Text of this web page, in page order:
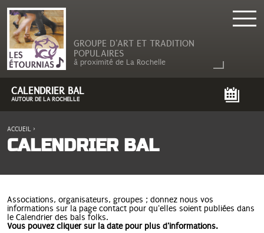
GROUPE D'ART ET TRADITION
POPULAIRES
à proximité de La Rochelle
CALENDRIER BAL
AUTOUR DE LA ROCHELLE
VOUS ÊTES ICI
ACCUEIL ›
CALENDRIER BAL
Associations, organisateurs, groupes ; donnez nous vos
informations sur la page contact pour qu'elles soient publiées dans
le Calendrier des bals folks.
Vous pouvez cliquer sur la date pour plus d'informations.